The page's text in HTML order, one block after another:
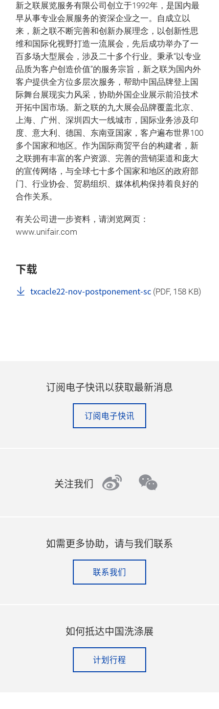
新之联展览服务有限公司创立于1992年，是国内最
早从事专业会展服务的资深企业之一。自成立以
来，新之联不断完善和创新办展理念，以创新性思
维和国际化视野打造一流展会，先后成功举办了一
百多场大型展会，涉及二十多个行业。秉承“以专业
品质为客户创造价值”的服务宗旨，新之联为国内外
客户提供全方位多层次服务，帮助中国品牌登上国
际舞台展现实力风采，协助外国企业展示前沿技术
开拓中国市场。新之联的九大展会品牌覆盖北京、
上海、广州、深圳四大一线城市，国际业务涉及印
度、意大利、德国、东南亚国家，客户遍布世界100
多个国家和地区。作为国际商贸平台的构建者，新
之联拥有丰富的客户资源、完善的营销渠道和庞大
的宣传网络，与全球七十多个国家和地区的政府部
门、行业协会、贸易组织、媒体机构保持着良好的
合作关系。
有关公司进一步资料，请浏览网页：
www.unifair.com
下载
txcacle22-nov-postponement-sc (PDF, 158 KB)
订阅电子快讯以获取最新消息
订阅电子快讯
关注我们 weibowechat
如需更多协助，请与我们联系
联系我们
如何抵达中国洗涤展
计划行程